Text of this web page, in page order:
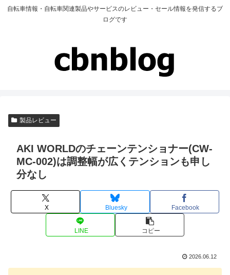
自転車情報・自転車関連製品やサービスのレビュー・セール情報を発信するブ
ログです
製品レビュー
AKI WORLDのチェーンテンショナー(CW-
MC-002)は調整幅が広くテンションも申し
分なし
X Bluesky Facebook
LINE コピー
2026.06.12